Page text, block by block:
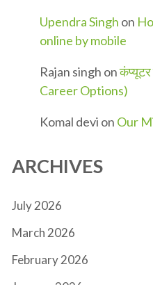
Upendra Singh on
online by mobile
Rajan singh onकंप्यूटर
Career Options)
Komal devi on Our
ARCHIVES
July 2026
March 2026
February 2026